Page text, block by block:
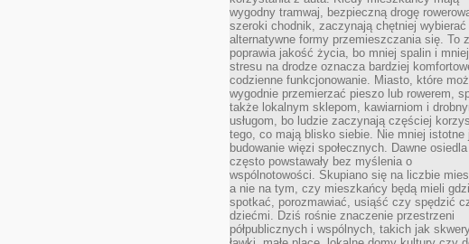
wygodny tramwaj, bezpieczną drogę
szeroki chodnik, zaczynają chętniej wybierać
alternatywne formy przemieszczania się. To
poprawia jakość życia, bo mniej spalin i mniej
stresu na drodze oznacza bardziej
codzienne funkcjonowanie. Miasto, które
wygodnie przemierzać pieszo lub rowerem,
także lokalnym sklepom, kawiarniom i
usługom, bo ludzie zaczynają częściej
tego, co mają blisko siebie. Nie mniej istotne
budowanie więzi społecznych. Dawne osiedla
często powstawały bez myślenia o
wspólnotowości. Skupiano się na liczbie
a nie na tym, czy mieszkańcy będą mieli
spotkać, porozmawiać, usiąść czy spędzić
dziećmi. Dziś rośnie znaczenie przestrzeni
półpublicznych i wspólnych, takich jak